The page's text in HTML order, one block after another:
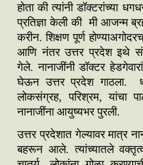
होता की त्यांनी डॉक्टरांच्या
प्रतिज्ञा केली की मी आजन्म
करीन. शिक्षण पूर्ण
आणि नंतर उत्तर प्रदेश इथे
गेले. नानाजींनी डॉक्टर
घेऊन उत्तर प्रदेश गाठला.
लोकसंग्रह, परिश्रम, यांचा
नानाजींना आयुष्यभर पुरली.
उत्तर प्रदेशात गेल्यावर मात्र
बहरून आले. त्यांच्यातले